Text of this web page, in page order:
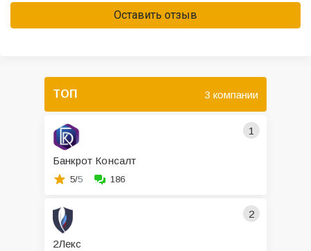
Оставить отзыв
ТОП 3 компании
1
Банкрот Консалт
5/5 186
2
2Лекс